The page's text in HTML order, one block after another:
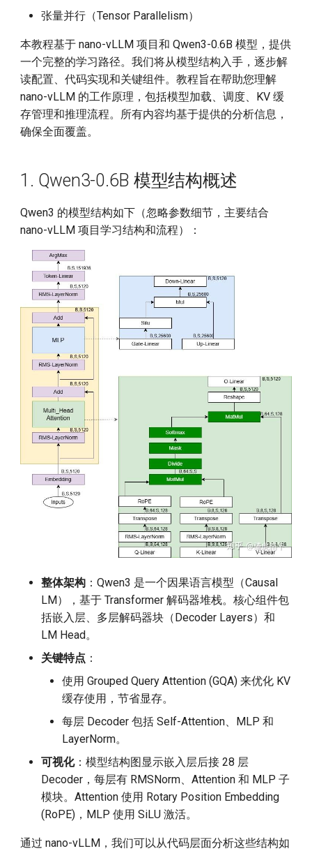
10.1 __init__ 函数
10.2 allocate_kv_cache 函
数
10.3 capture_cudagraph 函
数
10.6 run_model 函数
11. load_model 解析
12. activation.py SiluAndMul
解析
VocabParallelEmbedding 解
13.1 ParallelLMHead
VocabParallelEmbedding
14. linear.py LinearBase 解析
14.1 ColumnParallelLinear
MergedColumnParallelLinear
14.3 QKVParallelLinear
14.4 RowParallelLinear
15. attention.py Attention 解析
16. Qwen3ForCausalLM 解析
17. 几个典型疑问
18. 剩余内容
张量并行（Tensor Parallelism）
本教程基于 nano-vLLM 项目和 Qwen3-0.6B 模型，提供
一个完整的学习路径。我们将从模型结构入手，逐步解
读配置、代码实现和关键组件。教程旨在帮助您理解
nano-vLLM 的工作原理，包括模型加载、调度、KV 缓
存管理和推理流程。所有内容均基于提供的分析信息，
确保全面覆盖。
1. Qwen3-0.6B 模型结构概述
Qwen3 的模型结构如下（忽略参数细节，主要结合
nano-vLLM 项目学习结构和流程）：
整体架构 ：Qwen3 是一个因果语言模型（Causal
LM），基于 Transformer 解码器堆栈。核心组件包
括嵌入层、多层解码器块（Decoder Layers）和
LM Head。
关键特点 ：
使用 Grouped Query Attention (GQA) 来优化 KV
缓存使用，节省显存。
每层 Decoder 包括 Self-Attention、MLP 和
LayerNorm。
可视化：模型结构图显示嵌入层后接 28 层
Decoder，每层有 RMSNorm、Attention 和 MLP 子
模块。Attention 使用 Rotary Position Embedding
(RoPE)，MLP 使用 SiLU 激活。
通过 nano-vLLM，我们可以从代码层面分析这些结构如